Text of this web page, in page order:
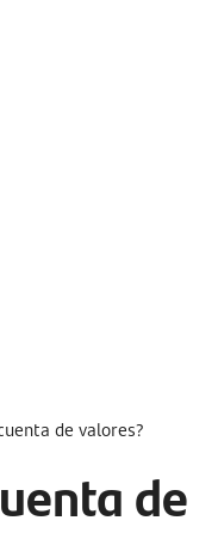
de valores?
de